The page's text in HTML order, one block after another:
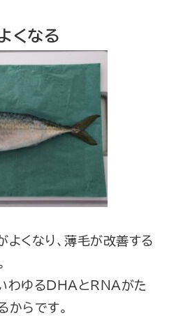
くなる
よくなり、薄毛が改善する
わゆるDHAとRNAがた
からです。